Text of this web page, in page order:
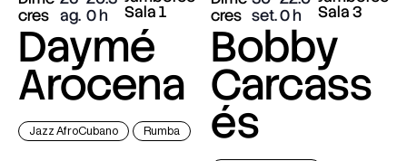
cres ag. 0
Sala 1
Daymé
Arocena
Jazz AfroCubano Rumba
cres set.0
Sala 3
Bobby
Carcass
és